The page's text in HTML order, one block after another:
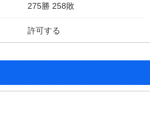
275勝 258敗
許可する